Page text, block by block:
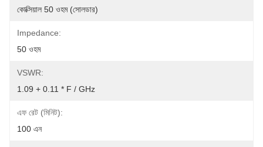
কোক্সিয়াল 50 ওহম (সোলডার)
Impedance:
50 ওহম
VSWR:
1.09 + 0.11 * F / GHz
এফ রেট (মিনিট):
100 এন